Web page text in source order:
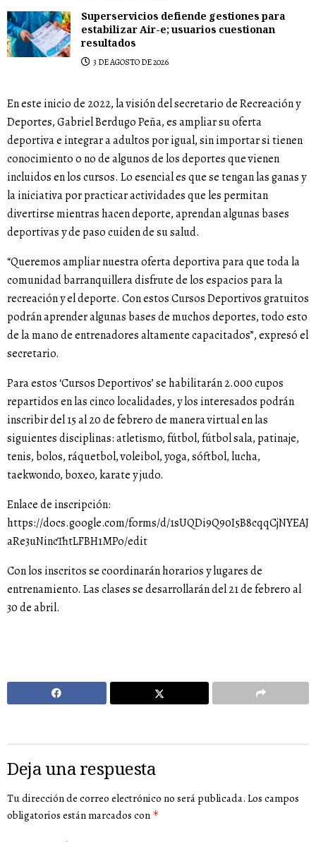
Superservicios defiende gestiones para
estabilizar Air-e; usuarios cuestionan
resultados
3 DE AGOSTO DE 2026
En este inicio de 2022, la visión del secretario de Recreación y
Deportes, Gabriel Berdugo Peña, es ampliar su oferta
deportiva e integrar a adultos por igual, sin importar si tienen
conocimiento o no de algunos de los deportes que vienen
incluidos en los cursos. Lo esencial es que se tengan las ganas y
la iniciativa por practicar actividades que les permitan
divertirse mientras hacen deporte, aprendan algunas bases
deportivas y de paso cuiden de su salud.
“Queremos ampliar nuestra oferta deportiva para que toda la
comunidad barranquillera disfrute de los espacios para la
recreación y el deporte. Con estos Cursos Deportivos gratuitos
podrán aprender algunas bases de muchos deportes, todo esto
de la mano de entrenadores altamente capacitados”, expresó el
secretario.
Para estos ‘Cursos Deportivos’ se habilitarán 2.000 cupos
repartidos en las cinco localidades, y los interesados podrán
inscribir del 15 al 20 de febrero de manera virtual en las
siguientes disciplinas: atletismo, fútbol, fútbol sala, patinaje,
tenis, bolos, ráquetbol, voleibol, yoga, sóftbol, lucha,
taekwondo, boxeo, karate y judo.
Enlace de inscripción:
https://docs.google.com/forms/d/1sUQDi9Q90I5B8cqqCjNYEAJ
aRe3uNincThtLFBH1MPo/edit
Con los inscritos se coordinarán horarios y lugares de
entrenamiento. Las clases se desarrollarán del 21 de febrero al
30 de abril.
Deja una respuesta
Tu dirección de correo electrónico no será publicada. Los campos
obligatorios están marcados con *